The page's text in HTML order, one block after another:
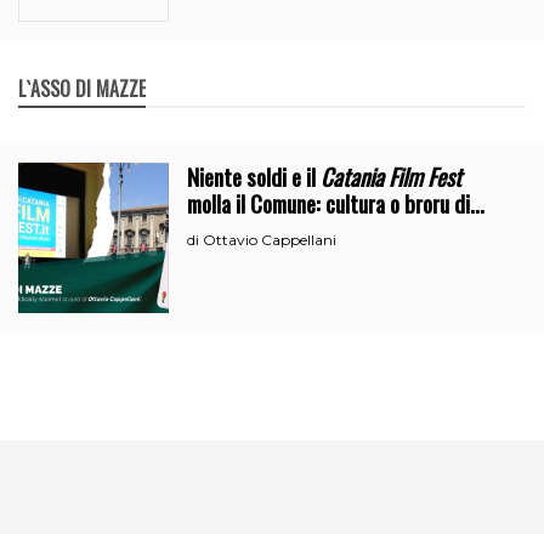
L`ASSO DI MAZZE
Niente soldi e ilCatania Film Fest
molla il Comune: cultura o broru di
ciciri?
di Ottavio Cappellani